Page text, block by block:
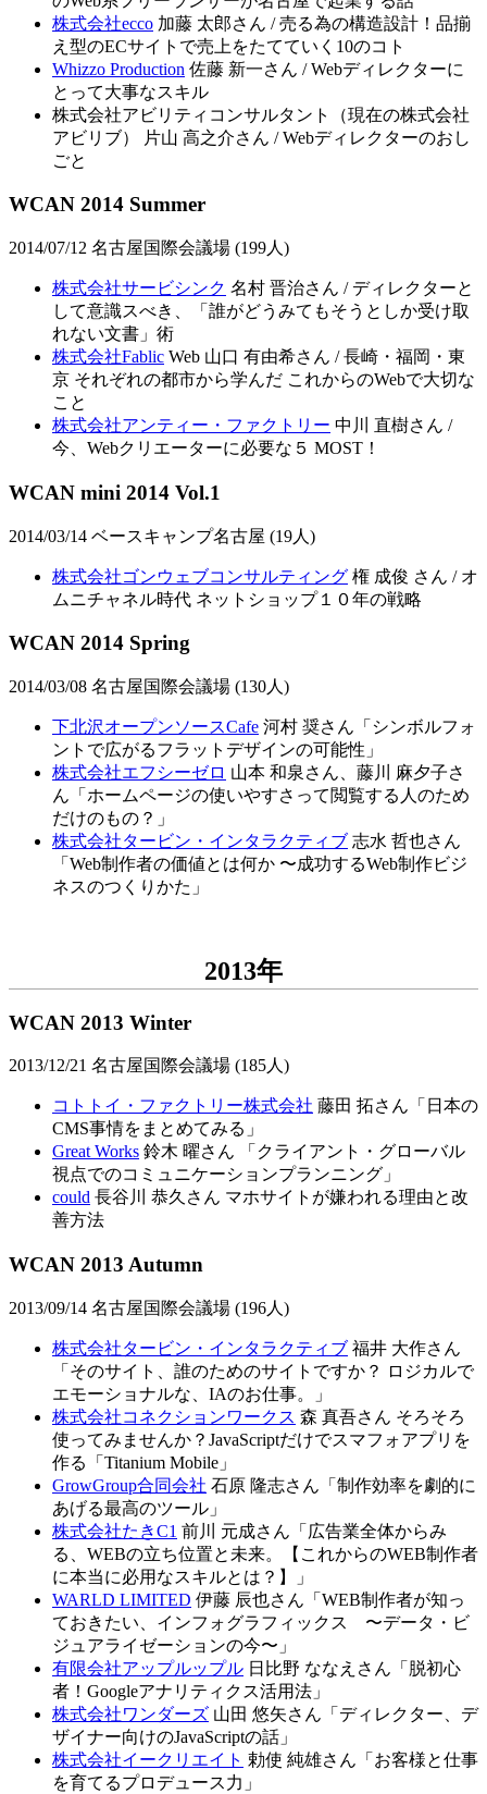
株式会社ecco 加藤 太郎さん / 売る為の構造設計！品揃
え型のECサイトで売上をたてていく10のコト
Whizzo Production 佐藤 新一さん / Webディレクターに
とって大事なスキル
株式会社アビリティコンサルタント（現在の株式会社
アビリブ） 片山 高之介さん / Webディレクターのおし
ごと
WCAN 2014 Summer
2014/07/12 名古屋国際会議場 (199人)
株式会社サービシンク 名村 晋治さん / ディレクターと
して意識スべき、「誰がどうみてもそうとしか受け取
れない文書」術
株式会社Fablic Web 山口 有由希さん / 長崎・福岡・東
京 それぞれの都市から学んだ これからのWebで大切な
こと
株式会社アンティー・ファクトリー 中川 直樹さん /
今、Webクリエーターに必要な５ MOST！
WCAN mini 2014 Vol.1
2014/03/14 ベースキャンプ名古屋 (19人)
株式会社ゴンウェブコンサルティング 権 成俊 さん / オ
ムニチャネル時代 ネットショップ１０年の戦略
WCAN 2014 Spring
2014/03/08 名古屋国際会議場 (130人)
下北沢オープンソースCafe 河村 奨さん「シンボルフォ
ントで広がるフラットデザインの可能性」
株式会社エフシーゼロ 山本 和泉さん、藤川 麻夕子さ
ん「ホームページの使いやすさって閲覧する人のため
だけのもの？」
株式会社タービン・インタラクティブ 志水 哲也さん
「Web制作者の価値とは何か 〜成功するWeb制作ビジ
ネスのつくりかた」
2013年
WCAN 2013 Winter
2013/12/21 名古屋国際会議場 (185人)
コトトイ・ファクトリー株式会社 藤田 拓さん「日本の
CMS事情をまとめてみる」
Great Works 鈴木 曜さん 「クライアント・グローバル
視点でのコミュニケーションプランニング」
could 長谷川 恭久さん マホサイトが嫌われる理由と改
善方法
WCAN 2013 Autumn
2013/09/14 名古屋国際会議場 (196人)
株式会社タービン・インタラクティブ 福井 大作さん
「そのサイト、誰のためのサイトですか？ ロジカルで
エモーショナルな、IAのお仕事。」
株式会社コネクションワークス 森 真吾さん そろそろ
使ってみませんか？JavaScriptだけでスマフォアプリを
作る「Titanium Mobile」
GrowGroup合同会社 石原 隆志さん「制作効率を劇的に
あげる最高のツール」
株式会社たきC1 前川 元成さん「広告業全体からみ
る、WEBの立ち位置と未来。【これからのWEB制作者
に本当に必用なスキルとは？】」
WARLD LIMITED 伊藤 辰也さん「WEB制作者が知っ
ておきたい、インフォグラフィックス 〜データ・ビ
ジュアライゼーションの今〜」
有限会社アップルップル 日比野 ななえさん「脱初心
者！Googleアナリティクス活用法」
株式会社ワンダーズ 山田 悠矢さん「ディレクター、デ
ザイナー向けのJavaScriptの話」
株式会社イークリエイト 勅使 純雄さん「お客様と仕事
を育てるプロデュース力」